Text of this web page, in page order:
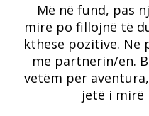
Më në fund, pas
mirë po fillojnë të
kthese pozitive.
me partnerin/en.
vetëm për
jetë i mirë